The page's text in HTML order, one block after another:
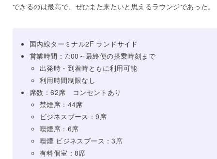
できるのは最高で、ぜひまた来たいと思えるラウンジであった。
国内線ターミナル2F ランドサイド
営業時間：7:00～最終便の搭乗時刻まで
出発時・到着時ともに利用可能
利用時間制限なし
席数：62席 コンセントあり
禁煙席：44席
ビジネスブース：9席
喫煙席：6席
喫煙 ビジネスブース：3席
有料個室：8席